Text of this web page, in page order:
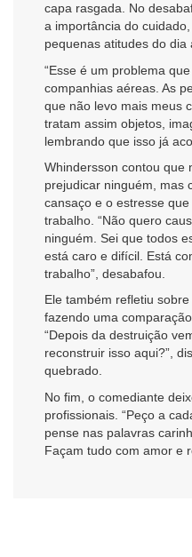
capa rasgada. No
a importância do
pequenas atitudes do dia
“Esse é um problema
companhias aéreas. As
que não levo mais meus
tratam assim objetos,
lembrando que isso já
Whindersson contou que
prejudicar ninguém, mas
cansaço e o estresse
trabalho. “Não quero
ninguém. Sei que todos
está caro e difícil. Está
trabalho”, desabafou.
Ele também refletiu
fazendo uma
“Depois da destruição
reconstruir isso aqui?”,
quebrado.
No fim, o comediante
profissionais. “Peço a
pense nas palavras
Façam tudo com amor e